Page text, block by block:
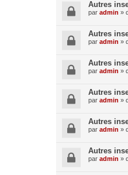
Autres
par admin »
Autres
par admin »
Autres
par admin »
Autres
par admin »
Autres
par admin »
Autres
par admin »